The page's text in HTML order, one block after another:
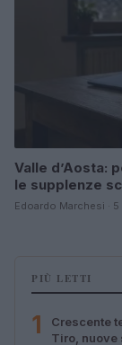
Valle d’Aosta:
le supplenze
Edoardo Marchesi ·
PIÙ LETTI
1
Crescente
Tiro, nuove